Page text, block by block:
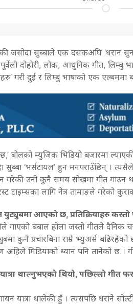
जसोदा सुब्बाले एक दसकअघि ‘धरान
दोहोरी, लोक, आधुनिक गीत, लिम्बु
गरी दुई र लिम्बु भाषाको एक एल्बममा
बोलको म्युजिक भिडियो बजारमा
सुब्बा ‘भर्सटायल’ हुन मनपराउँछिन् ।
गरेकी उनी कुनै समय सोखमा गीत गाउन
टाइम्सका लागि नेत्र तामाङले गरेको
युट्युबमा आएको छ, प्रतिक्रियाहरु
गाएको बबाल होला जस्तो गीतले दैनिक
कुनै प्रचारबिना राम्रै भ्युअर्स
मिडियाको ध्यान पनि तानेको छ ।
थाल्नुभएको थियो, पछिल्लो गीत
यात्रा थालेकी हुँ । त्यसपछि धराने